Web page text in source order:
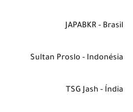
JAPABKR - Brasil
Sultan Proslo - Indonésia
TSG Jash - Índia